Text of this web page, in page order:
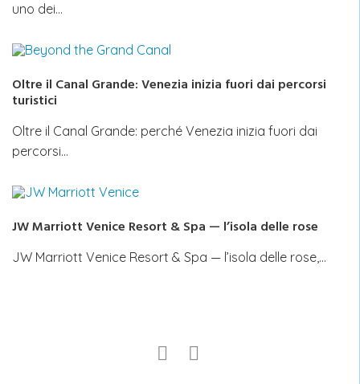
uno dei…
Oltre il Canal Grande: Venezia inizia fuori dai percorsi
turistici
Oltre il Canal Grande: perché Venezia inizia fuori dai
percorsi…
JW Marriott Venice Resort & Spa — l’isola delle rose
JW Marriott Venice Resort & Spa — l’isola delle rose,…